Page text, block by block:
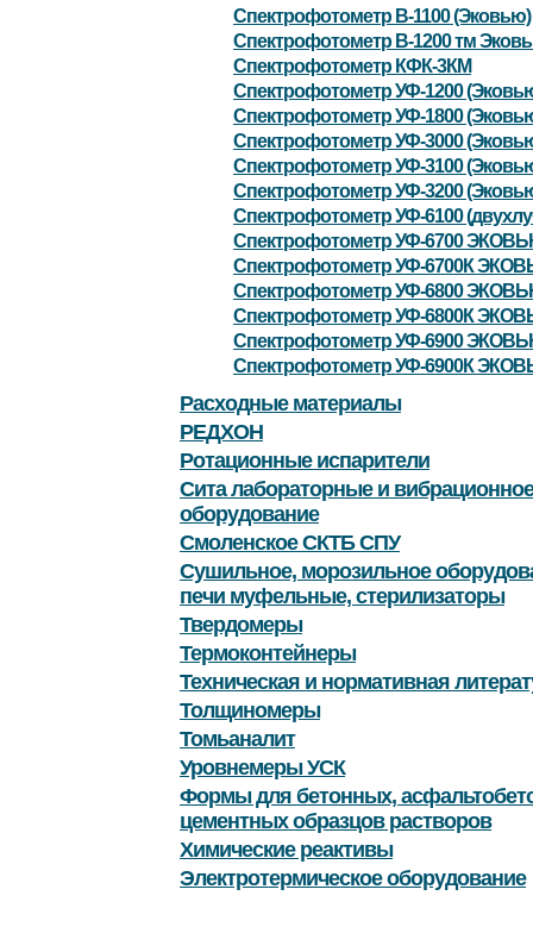
Спектрофотометр В-1100 (Эковью)
Спектрофотометр В-1200 тм
Спектрофотометр КФК-3КМ
Спектрофотометр УФ-1200
Спектрофотометр УФ-1800
Спектрофотометр УФ-3000
Спектрофотометр УФ-3100
Спектрофотометр УФ-3200
Спектрофотометр УФ-6100
Спектрофотометр УФ-6700
Спектрофотометр УФ-6700К
Спектрофотометр УФ-6800
Спектрофотометр УФ-6800К
Спектрофотометр УФ-6900
Спектрофотометр УФ-6900К
Расходные материалы
РЕДХОН
Ротационные испарители
Сита лабораторные и вибрационное
оборудование
Смоленское СКТБ СПУ
Сушильное, морозильное
печи муфельные, стерилизаторы
Твердомеры
Термоконтейнеры
Техническая и нормативная
Толщиномеры
Томьаналит
Уровнемеры УСК
Формы для бетонных,
цементных образцов растворов
Химические реактивы
Электротермическое оборудование